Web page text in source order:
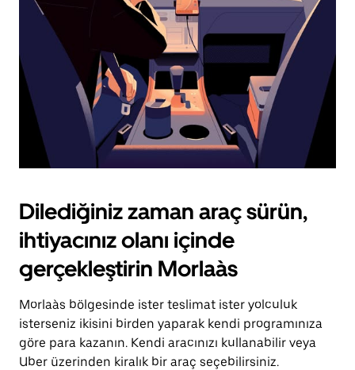
tuşuna
basın.
Dilediğiniz zaman araç sürün,
ihtiyacınız olanı içinde
gerçekleştirin Morlaàs
Morlaàs bölgesinde ister teslimat ister yolculuk
isterseniz ikisini birden yaparak kendi programınıza
göre para kazanın. Kendi aracınızı kullanabilir veya
Uber üzerinden kiralık bir araç seçebilirsiniz.